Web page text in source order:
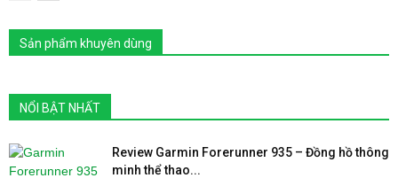
Sản phẩm khuyên dùng
NỔI BẬT NHẤT
Review Garmin Forerunner 935 – Đồng hồ thông
minh thể thao...